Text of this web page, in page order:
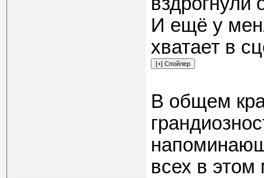
И ещё у
хватает в
В общем
всех в